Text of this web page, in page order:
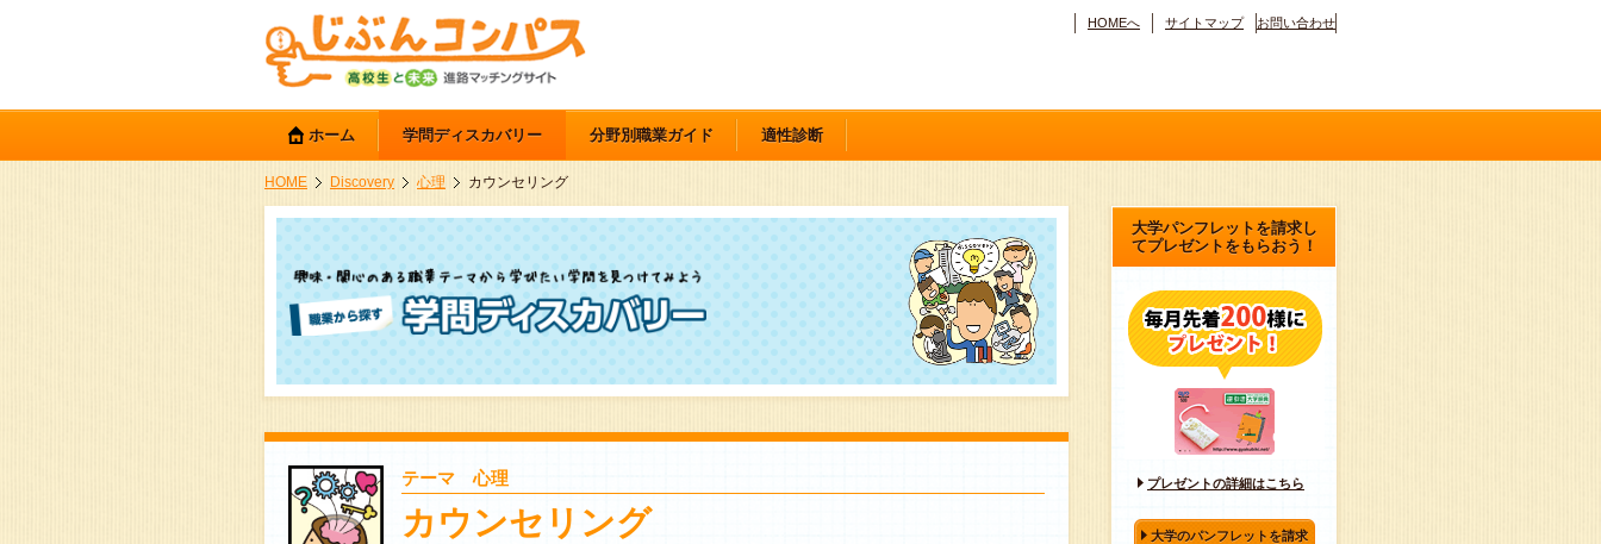
HOMEへ サイトマップ お問い合わせ
ホーム 学問ディスカバリー 分野別職業ガイド 適性診断
HOME Discovery 心理 カウンセリング
テーマ 心理
カウンセリング
大学パンフレットを請求し
てプレゼントをもらおう！
プレゼントの詳細はこちら
大学のパンフレットを請求